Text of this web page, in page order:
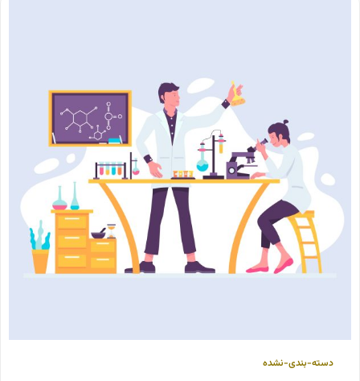
دسته-بندی-نشده